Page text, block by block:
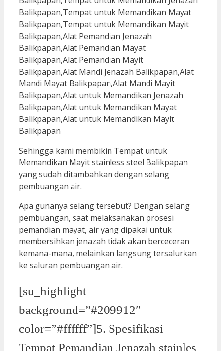
Sehingga kami membikin Tempat untuk
Memandikan Mayit stainless steel Balikpapan
yang sudah ditambahkan dengan selang
pembuangan air.
Apa gunanya selang tersebut? Dengan selang
pembuangan, saat melaksanakan prosesi
pemandian mayat, air yang dipakai untuk
membersihkan jenazah tidak akan berceceran
kemana-mana, melainkan langsung tersalurkan
ke saluran pembuangan air.
[su_highlight
background=”#209912″
color=”#ffffff”]5. Spesifikasi
Tempat Pemandian Jenazah stainles